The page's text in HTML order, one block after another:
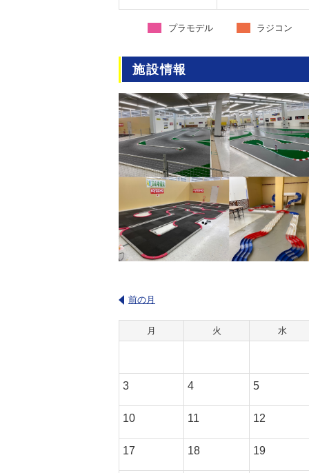
プラモデル ラジコン
施設情報
前の月
月 火 水
3 4 5
10 11 12
17 18 19